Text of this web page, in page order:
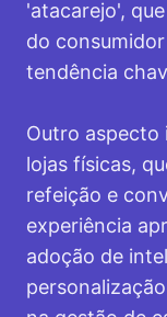
'atacarejo',
do
tendência
Outro aspecto
lojas físicas,
refeição e
experiência
adoção de